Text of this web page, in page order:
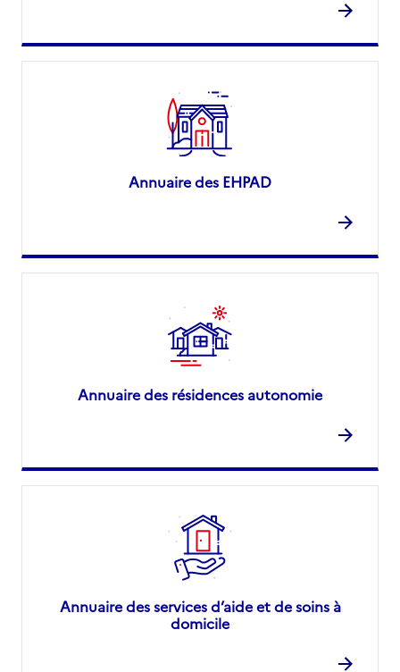
Annuaire des EHPAD
Annuaire des résidences autonomie
Annuaire des services d’aide et de soins à
domicile